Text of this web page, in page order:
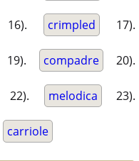
16). crimpled 17).
19). compadre 20).
22). melodica 23).
carriole